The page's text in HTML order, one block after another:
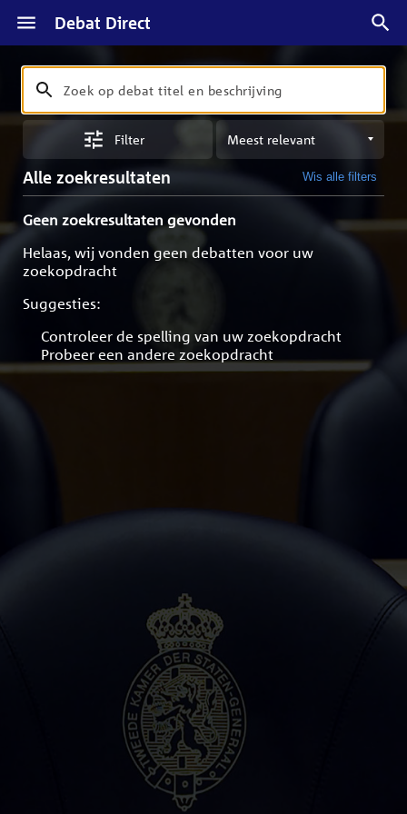
Debat Direct
Zoeken
Zoek
op
en
beschrijving
Filter
Sorteren
op
meest
Alle zoekresultaten Wis alle filters
Geen zoekresultaten gevonden
Helaas, wij vonden geen debatten voor uw
zoekopdracht
Suggesties:
Controleer de spelling van uw zoekopdracht
Probeer een andere zoekopdracht